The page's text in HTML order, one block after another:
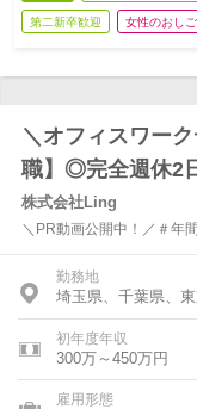
第二新卒歓迎 女性のおし
＼オフィスワー
職】◎完全週休2
株式会社Ling
＼PR動画公開中！／＃年
勤務地
埼玉県、千葉県、
初年度年収
300万～450万円
雇用形態